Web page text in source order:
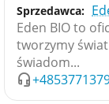
Sprzedawca:
Eden BIO to
tworzymy
świadom...